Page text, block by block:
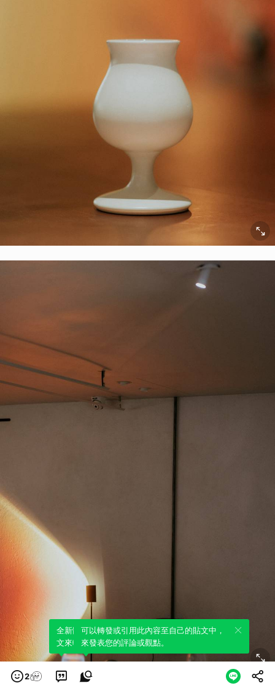
2
全新體驗！一鍵引用此內容，透過發布貼
文來輕鬆表達個人立場。
可以轉發或引用此內容至自己的貼文中，
來發表您的評論或觀點。